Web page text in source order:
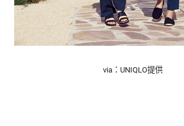
via：UNIQLO提供